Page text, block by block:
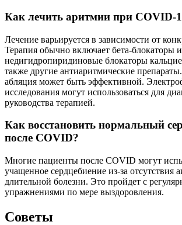
Как лечить аритмии при COVID-
Лечение варьируется в зависимости от
Терапия обычно включает бета-блокаторы и
недигидропиридиновые блокаторы
также другие антиаритмические
абляция может быть эффективной.
исследования могут использоваться для
руководства терапией.
Как восстановить нормальный
после COVID?
Многие пациенты после COVID могут
учащенное сердцебиение из-за отсутствия
длительной болезни. Это пройдет с
упражнениями по мере выздоровления.
Советы